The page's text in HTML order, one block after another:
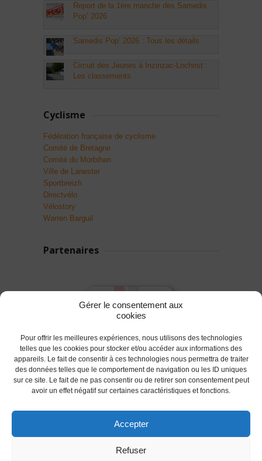
Gérer le consentement aux
cookies
Pour offrir les meilleures expériences, nous utilisons des technologies
telles que les cookies pour stocker et/ou accéder aux informations des
appareils. Le fait de consentir à ces technologies nous permettra de traiter
des données telles que le comportement de navigation ou les ID uniques
sur ce site. Le fait de ne pas consentir ou de retirer son consentement peut
avoir un effet négatif sur certaines caractéristiques et fonctions.
Accepter
Refuser
Report de la 1ère manche des Samedis
Pop’ 2026
Samedis Pop’ 2026 : Tous les détails
Circuit des Jeunes à Inzinzac-Lochrist :
Les classements
Cyclisme
Fédération française de cyclisme
Comité de Bretagne
Comité du Morbihan
Ville de Lanester
Sportbreizh
Directvélo
Vélostory
Warren Barguil
Partenaires
réservés.